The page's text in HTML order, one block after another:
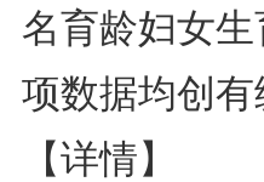
名育龄妇女
项数据均创
【详情】